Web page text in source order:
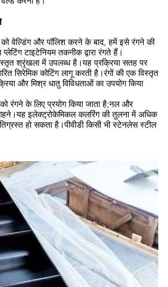
वेल्डिंग और पॉलिश करने के बाद, हमें इसे रंगने की
टाइटेनियम तकनीक द्वारा रंगते हैं।
श्रृंखला में उपलब्ध है।यह प्रक्रिया सतह पर
सिरेमिक कोटिंग लागू करती है।रंगों की एक विस्तृत
और मिश्र धातु विविधताओं का उपयोग किया
रंगने के लिए प्रयोग किया जाता है;नल और
गहने।यह इलेक्ट्रोकेमिकल कलरिंग की तुलना में अधिक
हो सकता है।पीवीडी किसी भी स्टेनलेस स्टील